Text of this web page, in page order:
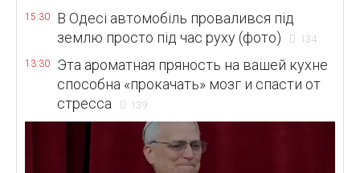
15:30
В Одесі автомобіль провалився під
землю просто під час руху (фото)
134
13:30
Эта ароматная пряность на вашей кухне
способна «прокачать» мозг и спасти от
стресса
139